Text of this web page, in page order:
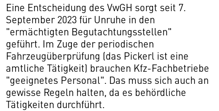
Eine Entscheidung des VwGH sorgt seit 7.
September 2023 für Unruhe in den
"ermächtigten Begutachtungsstellen"
geführt. Im Zuge der periodischen
Fahrzeugüberprüfung (das Pickerl ist eine
amtliche Tätigkeit) brauchen Kfz-Fachbetriebe
"geeignetes Personal". Das muss sich auch an
gewisse Regeln halten, da es behördliche
Tätigkeiten durchführt.